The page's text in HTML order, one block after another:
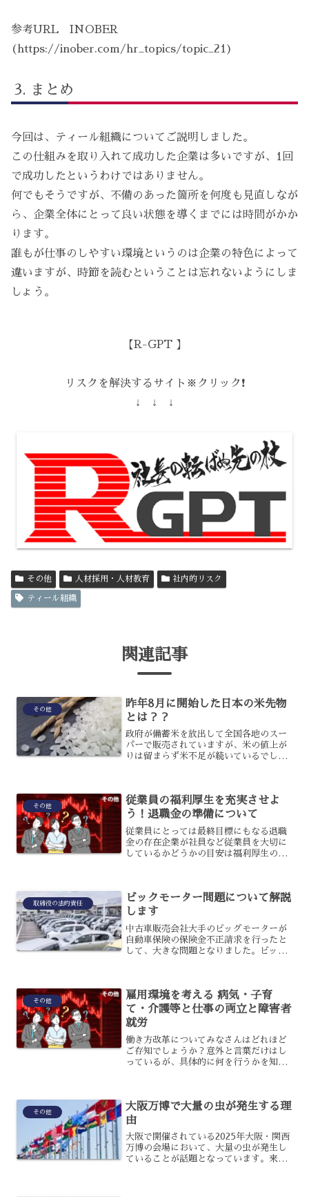
参考URL INOBER
(https://inober.com/hr_topics/topic_21)
まとめ
今回は、ティール組織についてご説明しました。
この仕組みを取り入れて成功した企業は多いですが、1回
で成功したというわけではありません。
何でもそうですが、不備のあった箇所を何度も見直しなが
ら、企業全体にとって良い状態を導くまでには時間がかか
ります。
誰もが仕事のしやすい環境というのは企業の特色によって
違いますが、時節を読むということは忘れないようにしま
しょう。
【R-GPT 】
リスクを解決するサイト※クリック❗️
↓ ↓ ↓
その他 人材採用・人材教育 社内的リスク
ティール組織
関連記事
その他
昨年8月に開始した日本の米先物
とは？？
政府が備蓄米を放出して全国各地のスー
パーで販売されていますが、米の値上が
りは留まらず米不足が続いているでしょ
いわれているのです。日本...
その他
従業員の福利厚生を充実させよ
う！退職金の準備について
従業員にとっては最終目標にもなる退職
金の存在企業が社員など従業員を大切に
しているかどうかの目安は福利厚生の充
トになります。優秀な人材...
取締役の法的責任
ビックモーター問題について解説
します
中古車販売会社大手のビッグモーターが
自動車保険の保険金不正請求を行ったと
して、大きな問題となりました。ビッグ
のは一体どのような問題だ...
その他
雇用環境を考える 病気・子育
て・介護等と仕事の両立と障害者
就労
働き方改革についてみなさんはどれほど
ご存知でしょうか？意外と言葉だけはし
っているが、具体的に何を行うかを知ら
者就労の促進」について紹...
その他
大阪万博で大量の虫が発生する理
由
大阪で開催されている2025年大阪・関西
万博の会場において、大量の虫が発生し
ていることが話題となっています。来場